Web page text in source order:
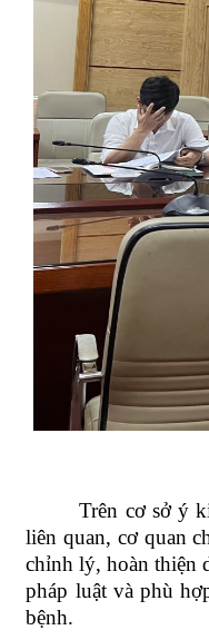
Trên cơ sở ý
liên quan, cơ quan
chỉnh lý, hoàn thiện
pháp luật và phù
bệnh.